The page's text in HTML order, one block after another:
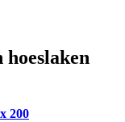
hoeslaken
200